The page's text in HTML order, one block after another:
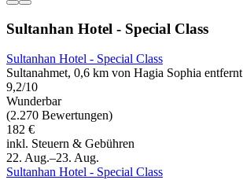
Sultanhan Hotel - Special Class
Sultanhan Hotel - Special Class
Sultanahmet, 0,6 km von Hagia Sophia entfernt
9,2/10
Wunderbar
(2.270 Bewertungen)
182 €
inkl. Steuern & Gebühren
22. Aug.–23. Aug.
Sultanhan Hotel - Special Class